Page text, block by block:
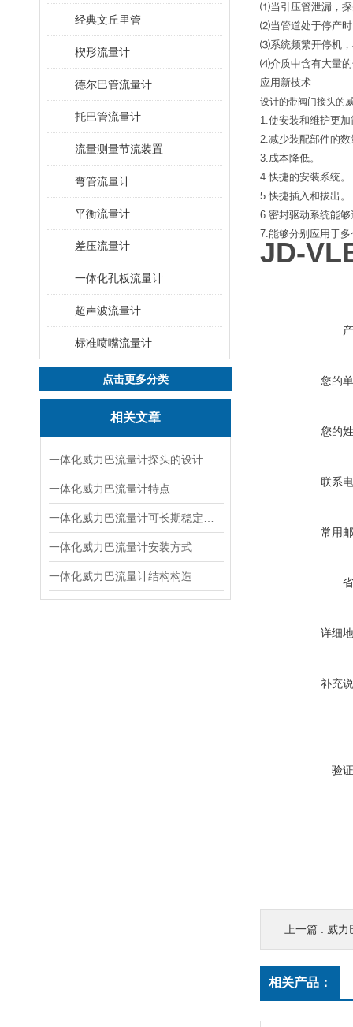
经典文丘里管
楔形流量计
德尔巴管流量计
托巴管流量计
流量测量节流装置
弯管流量计
平衡流量计
差压流量计
一体化孔板流量计
超声波流量计
标准喷嘴流量计
点击更多分类
相关文章
一体化威力巴流量计特点
一体化威力巴流量计安装方式
一体化威力巴流量计结构构造
⑴当引压管泄漏，探
⑵当管道处于停产时
⑶系统频繁开停机，
⑷介质中含有大量的
应用新技术
设计的带阀门接头的
1.使安装和维护更
2.减少装配部件的
3.成本降低。
4.快捷的安装系统。
5.快捷插入和拔出。
6.密封驱动系统能
7.能够分别应用于
JD-
您的
您的
联系
常用
详细
补充
验
上一篇 : 威力
相关产品：